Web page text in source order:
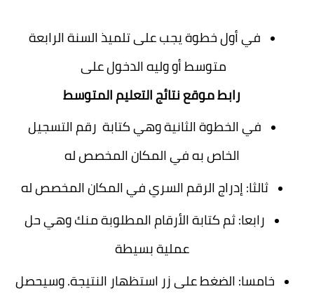
في أول خطوة يجب على تلميذ السنة الرابعة
متوسط أو وليه الدخول على
رابط موقع نتائج التعليم المتوسط
في الخطوة الثانية وهي كتابة رقم التسجيل
الخاص به في المكان المخصص له
ثالثا: إدراج الرقم السري في المكان المخصص له
رابعا: ثم كتابة الأرقام المطلوبة منك وهي حل
عملية بسيطة
خامسا: الضغط على زر استظهار النتيجة. وسيحصل